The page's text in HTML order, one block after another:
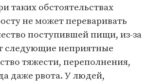
таких обстоятельствах
не может переваривать
поступившей пищи, из-за
следующие неприятные
тяжести, переполнения,
даже рвота. У людей,